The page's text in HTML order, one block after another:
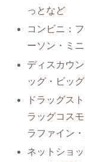
っとなど
コンビニ：
ーソン・ミ
ディスカウ
ッグ・ビッ
ドラッグス
ラッグコス
ラファイン
ネットショ